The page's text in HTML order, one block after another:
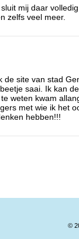
mij daar
zelfs veel meer.
de site van stad
saai. Ik kan
weten kwam
met wie ik het
hebben!!!
©